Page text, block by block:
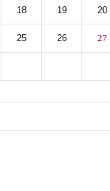
18 19 20
25 26 27